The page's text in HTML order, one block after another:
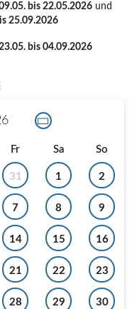
bis 22.05.2026 und
25.09.2026
bis 04.09.2026
Fr Sa So
31 1 2
7 8 9
14 15 16
21 22 23
28 29 30